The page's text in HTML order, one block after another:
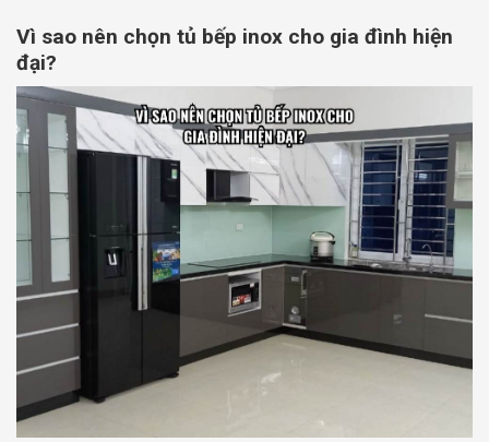
Vì sao nên chọn tủ bếp inox cho gia đình hiện
đại?